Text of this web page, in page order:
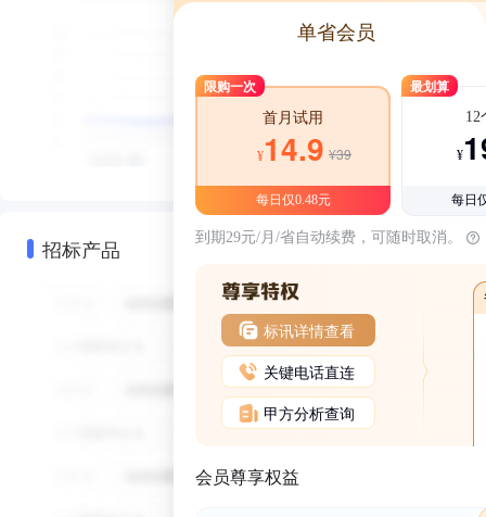
招标产品
单省会员
限购一次
首月试用
¥14.9 ¥39
每日仅0.48元
最划算
12
¥
每日
到期29元/月/省自动续费，可随时取消。
标讯详情查看
关键电话直连
甲方分析查询
会员尊享权益